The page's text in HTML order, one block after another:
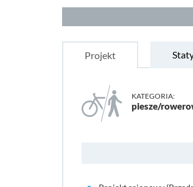
Projekt
KATEGORIA:
piesze/